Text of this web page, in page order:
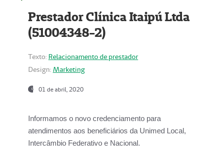
Prestador Clínica Itaipú Ltda
(51004348-2)
Texto: Relacionamento de prestador
Design: Marketing
01 de abril, 2020
Informamos o novo credenciamento para
atendimentos aos beneficiários da Unimed Local,
Intercâmbio Federativo e Nacional.